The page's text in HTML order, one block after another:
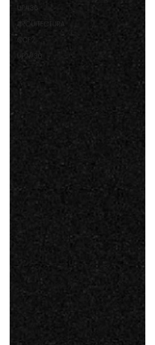
UP#36
ARQUITECTURA
CCF2
UP2#36